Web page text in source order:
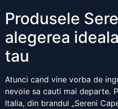
Produsele
alegerea
tau
Atunci cand vine vorba de
nevoie sa cauti mai departe.
Italia, din brandul „Sereni